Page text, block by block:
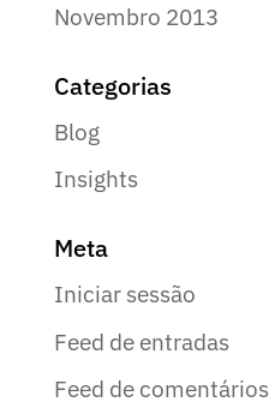
Novembro 2013
Categorias
Blog
Insights
Meta
Iniciar sessão
Feed de entradas
Feed de comentários